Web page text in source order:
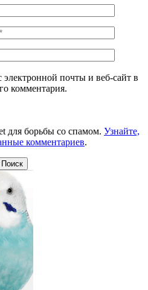
почты и веб-сайт в
комментария.
для борьбы со спамом. Узнайте,
комментариев.